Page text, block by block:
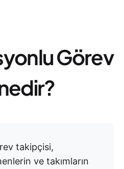
Görev
takipçisi,
ve takımların